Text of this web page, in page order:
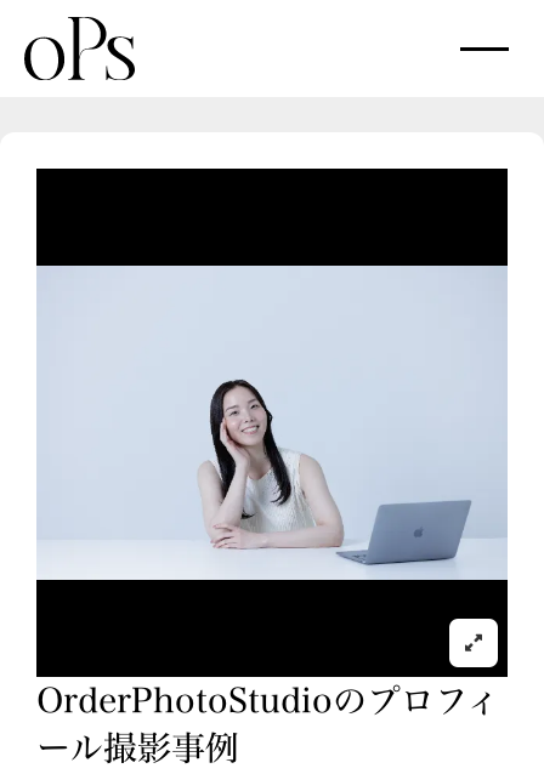
OrderPhotoStudioのプロフィ
ール撮影事例